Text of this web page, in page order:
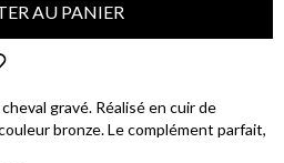
AU PANIER
gravé. Réalisé en cuir de
bronze. Le complément parfait,